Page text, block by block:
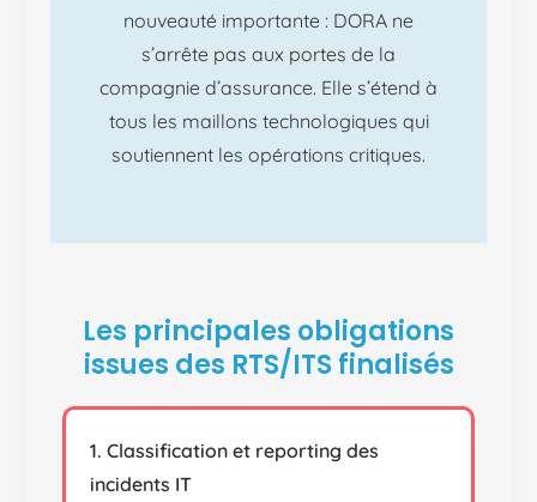
nouveauté importante : DORA ne
s’arrête pas aux portes de la
compagnie d’assurance. Elle s’étend à
tous les maillons technologiques qui
soutiennent les opérations critiques.
Les principales obligations
issues des RTS/ITS finalisés
1. Classification et reporting des
incidents IT